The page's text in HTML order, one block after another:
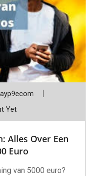
Yet
Alles Over Een
Euro
van 5000 euro?